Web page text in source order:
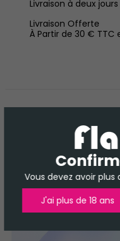
Vous devez avoir
J'ai plus de 18 ans
Livraison à deux jours
Livraison Offerte
À Partir de 30 € TTC
DESCRIPTION